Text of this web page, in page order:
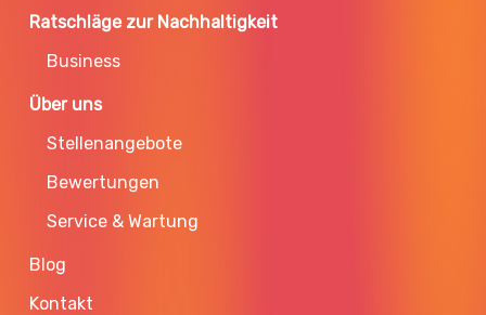
Ratschläge zur Nachhaltigkeit
Business
Über uns
Stellenangebote
Bewertungen
Service & Wartung
Blog
Kontakt